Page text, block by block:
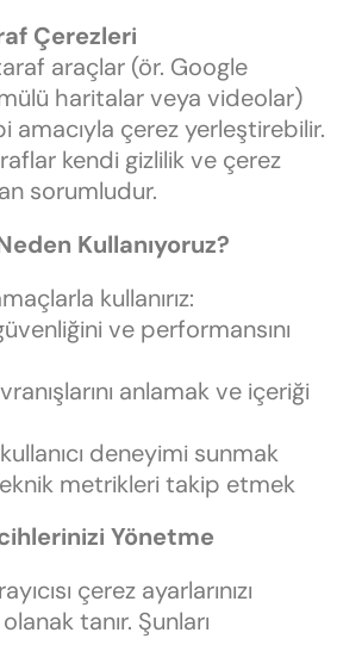
Çerezleri
araçlar (ör. Google
haritalar veya videolar)
amacıyla çerez yerleştirebilir.
kendi gizlilik ve çerez
sorumludur.
Kullanıyoruz?
kullanırız:
ve performansını
anlamak ve içeriği
deneyimi sunmak
metrikleri takip etmek
Yönetme
çerez ayarlarınızı
tanır. Şunları